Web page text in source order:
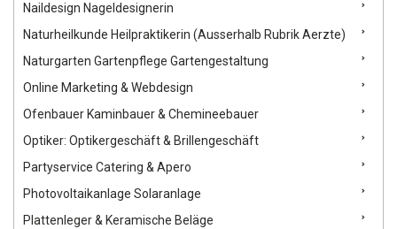
Naildesign Nageldesignerin
Naturheilkunde Heilpraktikerin (Ausserhalb Rubrik Aerzte)
Naturgarten Gartenpflege Gartengestaltung
Online Marketing & Webdesign
Ofenbauer Kaminbauer & Chemineebauer
Optiker: Optikergeschäft & Brillengeschäft
Partyservice Catering & Apero
Photovoltaikanlage Solaranlage
Plattenleger & Keramische Beläge